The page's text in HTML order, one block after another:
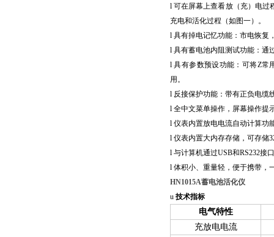
l 可在屏幕上查看放（充）电过
充电和活化过程（如图一）。
l 具有掉电记忆功能：市电恢复
l 具有蓄电池内阻测试功能：通
l 具有参数预设功能：可将Z常
用。
l 反接保护功能：带有正负电缆
l 全中文菜单操作，屏幕操作提
l 仪表内置放电电流自动计算功
l 仪表内置大内存存储，可存储
l 与计算机通过USB和RS232接
l 体积小、重量轻，便于携带，
HN1015A蓄电池活化仪
u 技术指标
电气特性
充放电电流